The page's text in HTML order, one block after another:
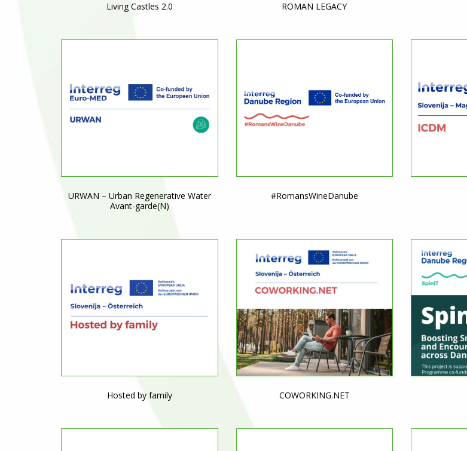
Living Castles 2.0 ROMAN LEGACY
URWAN – Urban Regenerative Water
Avant-garde(N)
#RomansWineDanube
Hosted by family COWORKING.NET